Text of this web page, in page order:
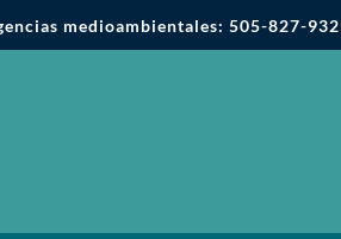
medioambientales: 505-827-